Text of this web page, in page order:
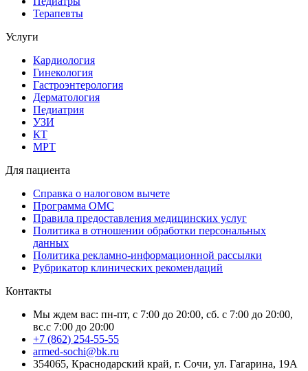
Терапевты
Услуги
Кардиология
Гинекология
Гастроэнтерология
Дерматология
Педиатрия
УЗИ
КТ
МРТ
Для пациента
Справка о налоговом вычете
Программа ОМС
Правила предоставления медицинских услуг
Политика в отношении обработки персональных
данных
Политика рекламно-информационной рассылки
Рубрикатор клинических рекомендаций
Контакты
Мы ждем вас: пн-пт, с 7:00 до 20:00, сб. с 7:00 до 20:00,
вс.с 7:00 до 20:00
+7 (862) 254-55-55
armed-sochi@bk.ru
354065, Краснодарский край, г. Сочи, ул. Гагарина, 19А